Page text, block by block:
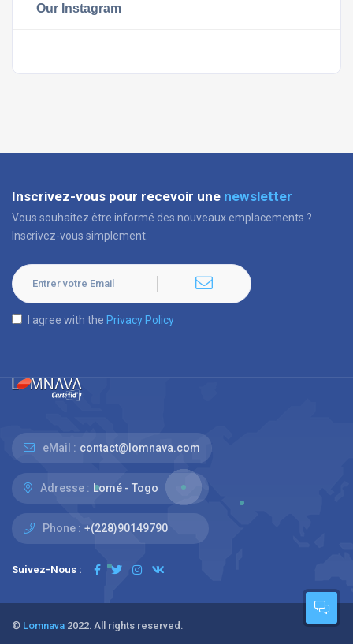
Our Instagram
Inscrivez-vous pour recevoir une newsletter
Vous souhaitez être informé des nouveaux emplacements ?
Inscrivez-vous simplement.
I agree with the Privacy Policy
eMail : contact@lomnava.com
Adresse : Lomé - Togo
Phone : +(228)90149790
Suivez-Nous :
© Lomnava 2022. All rights reserved.